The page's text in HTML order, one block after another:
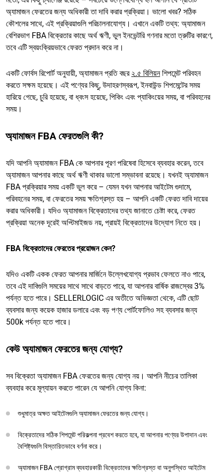
অ্যামাজন ফেরতের জন্য অধিকারী তা দাবি করার প্রক্রিয়া। ভালো খবর? সঠিক
কৌশলের সাথে, এই প্রক্রিয়াগুলি পরিচালনাযোগ্য। এখানে একটি তথ্য: অ্যামাজন
বেশিরভাগ FBA বিক্রেতার কাছে অর্থ ঋণী, ভুল ইনভেন্টরি গণনার মতো ত্রুটির কারণে,
তবে এটি স্বয়ংক্রিয়ভাবে ফেরত প্রদান করে না।
একটি ফোর্বস রিপোর্ট অনুযায়ী, অ্যামাজন প্রতি বছর ২.৫ বিলিয়নশিপমেন্ট পরিবহন
করতে সক্ষম হয়েছে। এই পণ্যের কিছু, উদাহরণস্বরূপ, ইনবাউন্ড শিপমেন্টের সময়
হারিয়ে গেছে, চুরি হয়েছে, বা ধ্বংস হয়েছে, পিকিং এবং প্যাকিংয়ের সময়, বা পরিবহনের
সময়।
অ্যামাজন FBA ফেরতগুলি কী?
যদি আপনি অ্যামাজন FBA কে আপনার পূরণ পরিষেবা হিসেবে ব্যবহার করেন, তবে
অ্যামাজন আপনার কাছে অর্থ ঋণী থাকার ভালো সম্ভাবনা রয়েছে। যখনই অ্যামাজন
FBA প্রক্রিয়ার সময় একটি ভুল করে – যেমন যখন আপনার আইটেম গুদামে,
পরিবহনের সময়, বা ফেরতের সময় ক্ষতিগ্রস্ত হয় – আপনি একটি ফেরত দাবি দায়ের
করার অধিকারী। যদিও অ্যামাজন বিক্রেতাদের তথ্য জানাতে চেষ্টা করে, ফেরত
প্রক্রিয়া অনেক দূরেই অপ্টিমাইজড নয়, প্রায়ই বিক্রেতাদের উদ্যোগ নিতে হয়।
FBA বিক্রেতাদের ফেরতের প্রয়োজন কেন?
যদিও একটি একক ফেরত আপনার মার্জিনে উল্লেখযোগ্য প্রভাব ফেলতে নাও পারে,
তবে এই দাবিগুলি সময়ের সাথে সাথে বাড়তে পারে, যা আপনার বার্ষিক রাজস্বের 3%
পর্যন্ত হতে পারে। SELLERLOGIC এর অতীতে অভিজ্ঞতা থেকে, এটি ছোট
ব্যবসার জন্য কয়েক হাজার ডলারে এবং বড় পণ্য পোর্টফোলিও সহ ব্যবসার জন্য
500k পর্যন্ত হতে পারে।
কেউ অ্যামাজন ফেরতের জন্য যোগ্য?
সব বিক্রেতা অ্যামাজন FBA ফেরতের জন্য যোগ্য নয়। আপনি নীচের তালিকা
ব্যবহার করে মূল্যায়ন করতে পারেন যে আপনি যোগ্য কিনা:
শুধুমাত্র অক্ষত আইটেমগুলি অ্যামাজন ফেরতের জন্য যোগ্য।
বিক্রেতাদের সঠিক শিপমেন্ট পরিকল্পনা প্রবেশ করতে হবে, যা আপনার পণ্যের উপাদান এবং
বৈশিষ্ট্যগুলি বিস্তারিতভাবে বর্ণনা করে।
অ্যামাজন FBA প্রোগ্রাম ব্যবহারকারী বিক্রেতাদের ক্ষতিগ্রস্ত বা অনুপস্থিত আইটেম